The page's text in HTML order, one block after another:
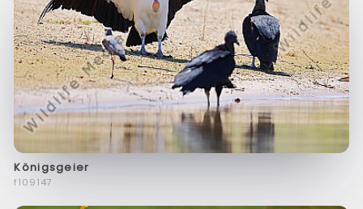
Königsgeier
f109147